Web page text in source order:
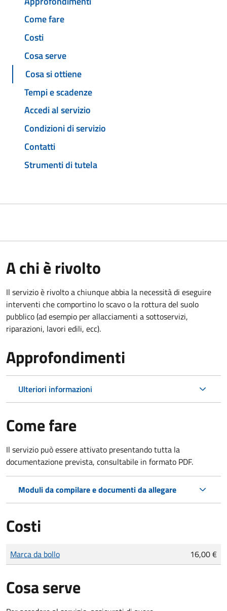
Come fare
Costi
Cosa serve
Cosa si ottiene
Tempi e scadenze
Accedi al servizio
Condizioni di servizio
Contatti
Strumenti di tutela
A chi è rivolto
Il servizio è rivolto a chiunque abbia la necessità di eseguire
interventi che comportino lo scavo o la rottura del suolo
pubblico (ad esempio per allacciamenti a sottoservizi,
riparazioni, lavori edili, ecc).
Approfondimenti
Ulteriori informazioni
Come fare
Il servizio può essere attivato presentando tutta la
documentazione prevista, consultabile in formato PDF.
Moduli da compilare e documenti da allegare
Costi
Tipo di pagamento
Importo
Marca da bollo 16,00 €
Cosa serve